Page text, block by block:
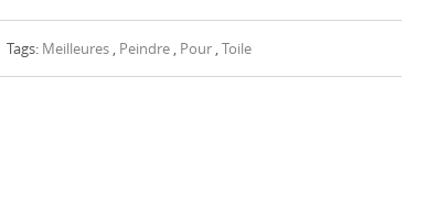
Tags: Meilleures , Peindre , Pour ,Toile